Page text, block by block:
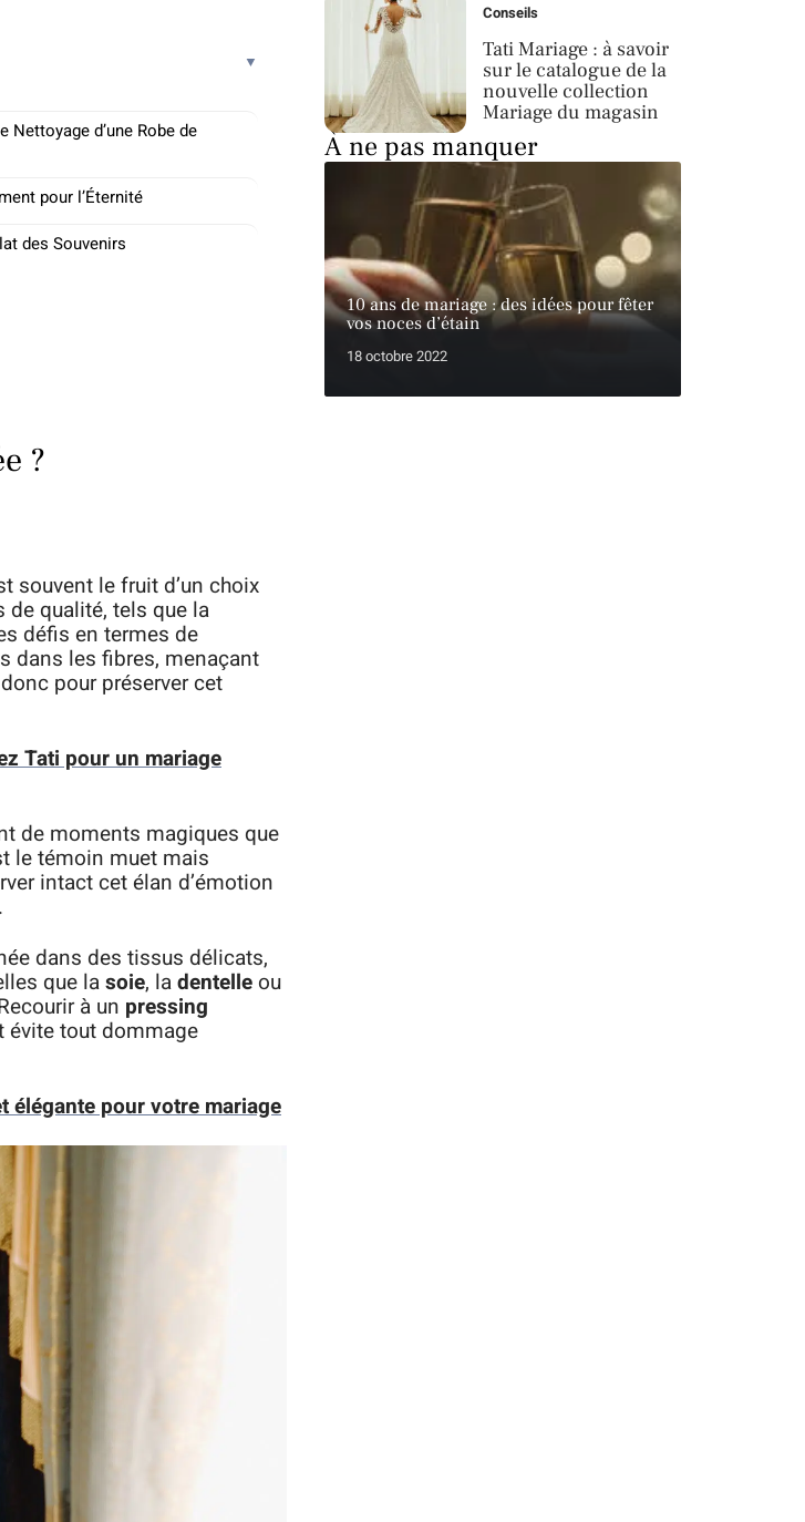
Nettoyage d’une Robe de
pour l’Éternité
des Souvenirs
?
souvent le fruit d’un choix
de qualité, tels que la
défis en termes de
dans les fibres, menaçant
pour préserver cet
Tati pour un mariage
de moments magiques que
le témoin muet mais
intact cet élan d’émotion
dans des tissus délicats,
que lasoie, ladentelle ou
à un pressing
évite tout dommage
élégante pour votre mariage
Conseils
Tati Mariage : à savoir
sur le catalogue de la
nouvelle collection
Mariage du magasin
À ne pas manquer
10 ans de mariage : des idées pour fêter
vos noces d’étain
18 octobre 2022